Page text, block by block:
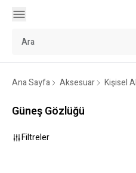
Ana Sayfa Aksesuar Kişisel
Güneş Gözlüğü
Filtreler